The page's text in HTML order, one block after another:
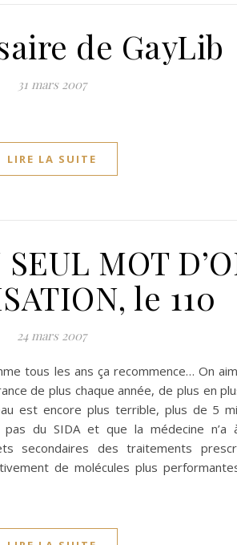
de GayLib
31 mars 2007
LIRE LA SUITE
MOT
le 110
24 mars 2007
tous les ans ça recommence… On
de plus chaque année, de plus en
est encore plus terrible, plus de 5
du SIDA et que la médecine n’a
secondaires des traitements
de molécules plus